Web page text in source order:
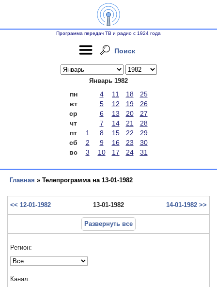
Программа передач ТВ и радио с 1924 года
Поиск
Январь 1982
пн 4 11 18
25
вт
5 12 19
26
ср
6 13 20
27
чт
7 14 21
28
пт
1 8 15 22
29
сб
2 9 16 23
30
вс
3 10 17 24 31
Главная » Телепрограмма на 13-01-1982
<< 12-01-1982 13-01-1982 14-01-1982 >>
Развернуть все
Регион:
Канал: